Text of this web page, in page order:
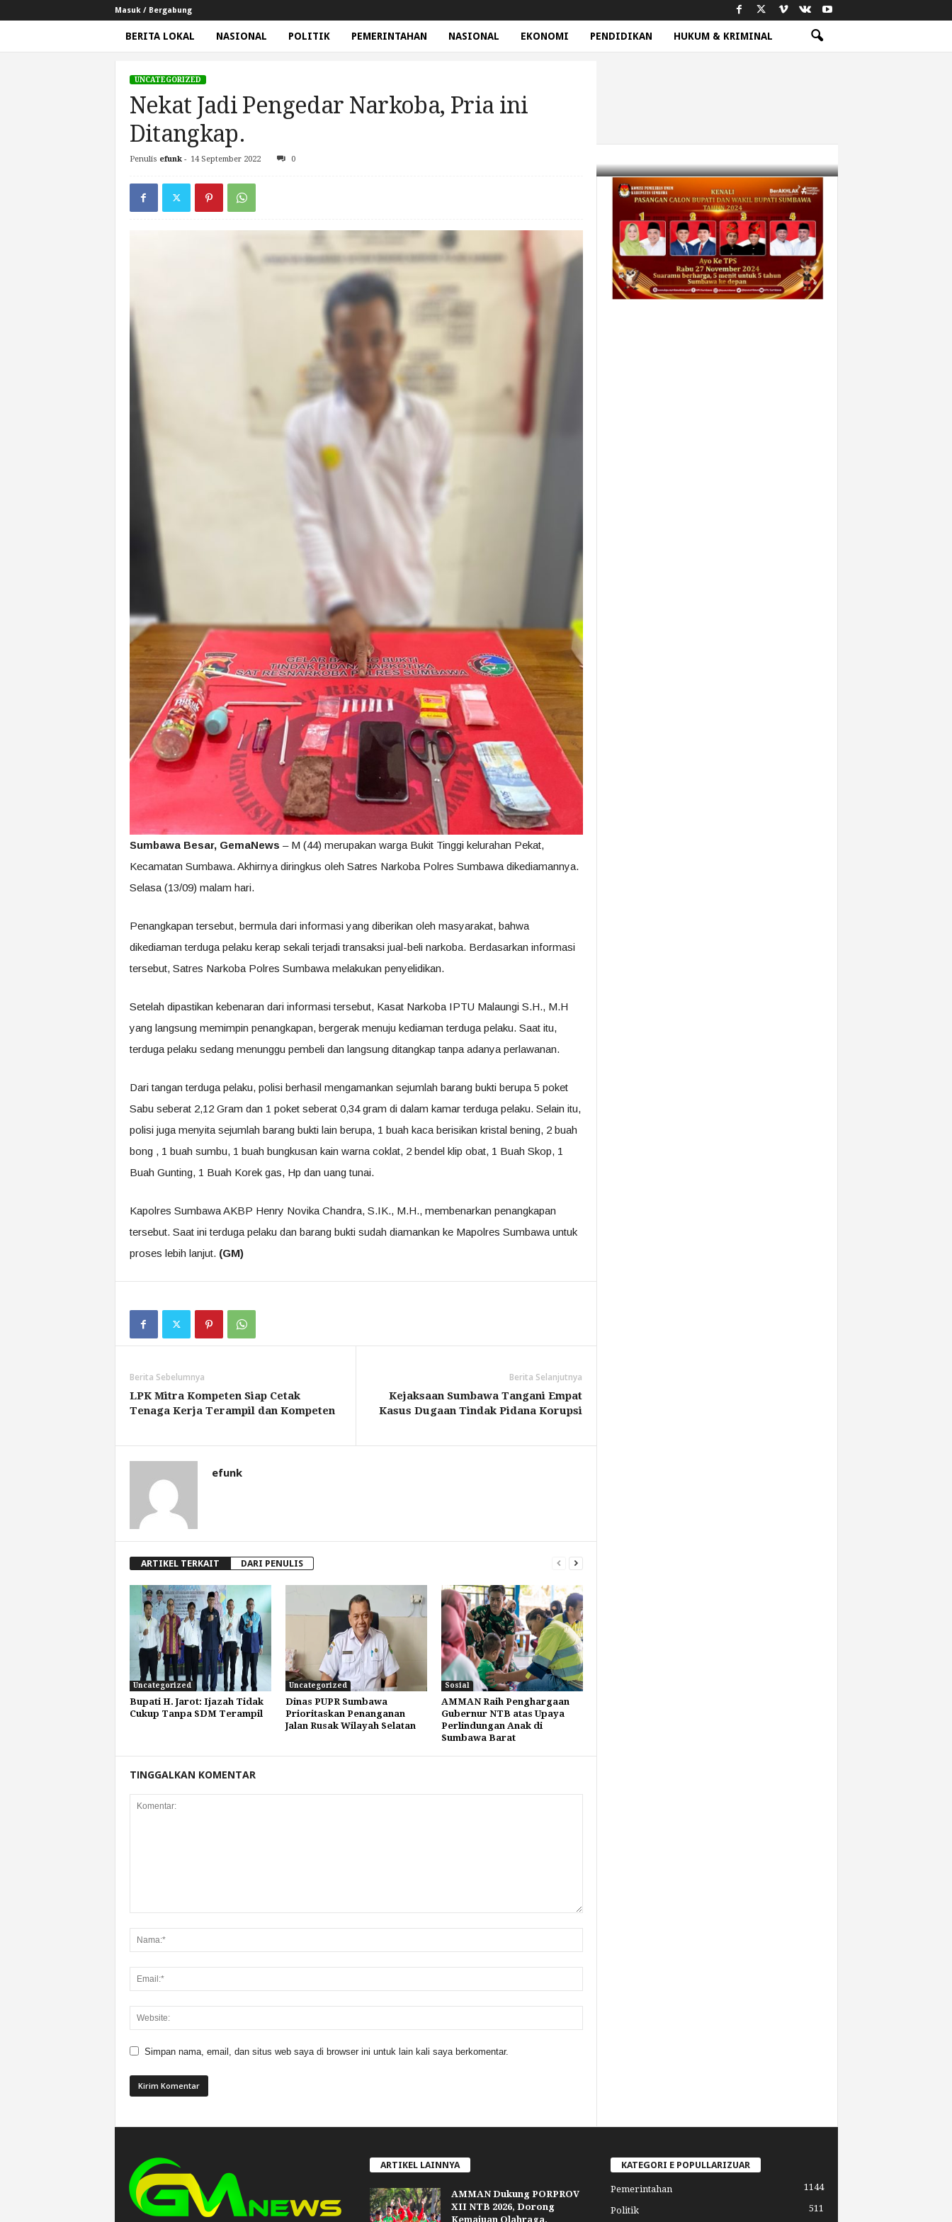
Masuk / Bergabung
BERITA LOKAL NASIONAL POLITIK PEMERINTAHAN NASIONAL EKONOMI PENDIDIKAN HUKUM & KRIMINAL
Beranda Uncategorized Nekat Jadi Pengedar Narkoba, Pria ini Ditangkap.
UNCATEGORIZED
Nekat Jadi Pengedar Narkoba, Pria ini
Ditangkap.
Penulis efunk- 14 September 2022 0
Sumbawa Besar, GemaNews – M (44) merupakan warga Bukit Tinggi kelurahan Pekat,
Kecamatan Sumbawa. Akhirnya diringkus oleh Satres Narkoba Polres Sumbawa dikediamannya.
Selasa (13/09) malam hari.
Penangkapan tersebut, bermula dari informasi yang diberikan oleh masyarakat, bahwa
dikediaman terduga pelaku kerap sekali terjadi transaksi jual-beli narkoba. Berdasarkan informasi
tersebut, Satres Narkoba Polres Sumbawa melakukan penyelidikan.
Setelah dipastikan kebenaran dari informasi tersebut, Kasat Narkoba IPTU Malaungi S.H., M.H
yang langsung memimpin penangkapan, bergerak menuju kediaman terduga pelaku. Saat itu,
terduga pelaku sedang menunggu pembeli dan langsung ditangkap tanpa adanya perlawanan.
Dari tangan terduga pelaku, polisi berhasil mengamankan sejumlah barang bukti berupa 5 poket
Sabu seberat 2,12 Gram dan 1 poket seberat 0,34 gram di dalam kamar terduga pelaku. Selain itu,
polisi juga menyita sejumlah barang bukti lain berupa, 1 buah kaca berisikan kristal bening, 2 buah
bong , 1 buah sumbu, 1 buah bungkusan kain warna coklat, 2 bendel klip obat, 1 Buah Skop, 1
Buah Gunting, 1 Buah Korek gas, Hp dan uang tunai.
Kapolres Sumbawa AKBP Henry Novika Chandra, S.IK., M.H., membenarkan penangkapan
tersebut. Saat ini terduga pelaku dan barang bukti sudah diamankan ke Mapolres Sumbawa untuk
proses lebih lanjut. (GM)
Berita Sebelumnya
LPK Mitra Kompeten Siap Cetak
Tenaga Kerja Terampil dan Kompeten
Berita Selanjutnya
Kejaksaan Sumbawa Tangani Empat
Kasus Dugaan Tindak Pidana Korupsi
efunk
ARTIKEL TERKAIT DARI PENULIS
Uncategorized
Bupati H. Jarot: Ijazah Tidak
Cukup Tanpa SDM Terampil
Uncategorized
Dinas PUPR Sumbawa
Prioritaskan Penanganan
Jalan Rusak Wilayah Selatan
Sosial
AMMAN Raih Penghargaan
Gubernur NTB atas Upaya
Perlindungan Anak di
Sumbawa Barat
TINGGALKAN KOMENTAR
Simpan nama, email, dan situs web saya di browser ini untuk lain kali saya berkomentar.
ARTIKEL LAINNYA
AMMAN Dukung PORPROV
XII NTB 2026, Dorong
Kemajuan Olahraga,
KATEGORI E POPULLARIZUAR
Pemerintahan 1144
Politik 511